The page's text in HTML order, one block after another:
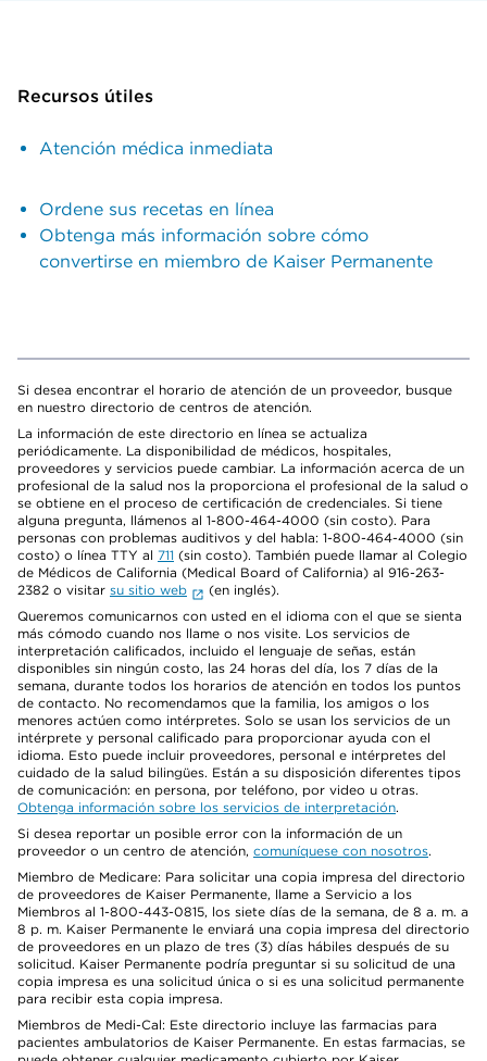
Recursos útiles
Atención médica inmediata
Ordene sus recetas en línea
Obtenga más información sobre cómo
convertirse en miembro de Kaiser Permanente
Si desea encontrar el horario de atención de un proveedor, busque
en nuestro directorio de centros de atención.
La información de este directorio en línea se actualiza
periódicamente. La disponibilidad de médicos, hospitales,
proveedores y servicios puede cambiar. La información acerca de un
profesional de la salud nos la proporciona el profesional de la salud o
se obtiene en el proceso de certificación de credenciales. Si tiene
alguna pregunta, llámenos al 1-800-464-4000 (sin costo). Para
personas con problemas auditivos y del habla: 1-800-464-4000 (sin
costo) o línea TTY al 711 (sin costo). También puede llamar al Colegio
de Médicos de California (Medical Board of California) al 916-263-
2382 o visitar su sitio web
(en inglés).
Queremos comunicarnos con usted en el idioma con el que se sienta
más cómodo cuando nos llame o nos visite. Los servicios de
interpretación calificados, incluido el lenguaje de señas, están
disponibles sin ningún costo, las 24 horas del día, los 7 días de la
semana, durante todos los horarios de atención en todos los puntos
de contacto. No recomendamos que la familia, los amigos o los
menores actúen como intérpretes. Solo se usan los servicios de un
intérprete y personal calificado para proporcionar ayuda con el
idioma. Esto puede incluir proveedores, personal e intérpretes del
cuidado de la salud bilingües. Están a su disposición diferentes tipos
de comunicación: en persona, por teléfono, por video u otras.
Obtenga información sobre los servicios de interpretación.
Si desea reportar un posible error con la información de un
proveedor o un centro de atención, comuníquese con nosotros.
Miembro de Medicare: Para solicitar una copia impresa del directorio
de proveedores de Kaiser Permanente, llame a Servicio a los
Miembros al 1-800-443-0815, los siete días de la semana, de 8 a. m. a
8 p. m. Kaiser Permanente le enviará una copia impresa del directorio
de proveedores en un plazo de tres (3) días hábiles después de su
solicitud. Kaiser Permanente podría preguntar si su solicitud de una
copia impresa es una solicitud única o si es una solicitud permanente
para recibir esta copia impresa.
Miembros de Medi-Cal: Este directorio incluye las farmacias para
pacientes ambulatorios de Kaiser Permanente. En estas farmacias, se